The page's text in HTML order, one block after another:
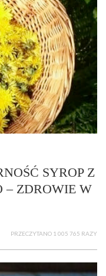
SYROP Z
– ZDROWIE W
PRZECZYTANO 1 005 765 RAZY